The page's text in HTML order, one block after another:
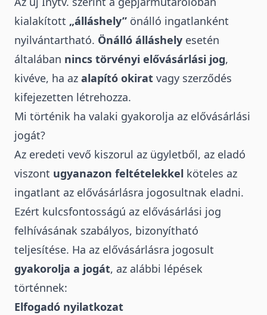
kialakított „álláshely” önálló ingatlanként
nyilvántartható. Önálló álláshely esetén
általában nincs törvényi elővásárlási jog,
kivéve, ha az alapító okirat vagy szerződés
kifejezetten létrehozza.
Mi történik ha valaki gyakorolja az elővásárlási
jogát?
Az eredeti vevő kiszorul az ügyletből, az eladó
viszont ugyanazon feltételekkel köteles az
ingatlant az elővásárlásra jogosultnak eladni.
Ezért kulcsfontosságú az elővásárlási jog
felhívásának szabályos, bizonyítható
teljesítése. Ha az elővásárlásra jogosult
gyakorolja a jogát, az alábbi lépések
történnek:
Elfogadó nyilatkozat